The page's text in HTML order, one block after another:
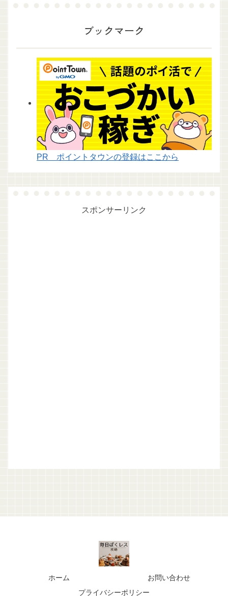
ブックマーク
PR ポイントタウンの登録はここから
スポンサーリンク
ホーム
お問い合わせ
プライバシーポリシー